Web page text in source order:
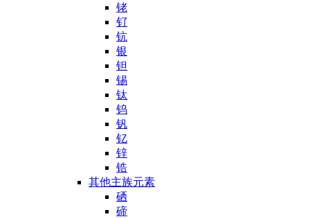
铑
钌
钪
银
钽
锡
钛
钨
钒
钇
锌
锆
其他主族元素
硒
碲